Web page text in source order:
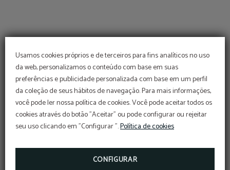
Usamos cookies próprios e de terceiros para fins analíticos no uso
da web, personalizamos o conteúdo com base em suas
preferências e publicidade personalizada com base em um perfil
da coleção de seus hábitos de navegação. Para mais informações,
você pode ler nossa política de cookies. Você pode aceitar todos os
cookies através do botão "Aceitar" ou pode configurar ou rejeitar
seu uso clicando em "Configurar ".Política de cookies
CONFIGURAR
QUARTOS &
SUITES